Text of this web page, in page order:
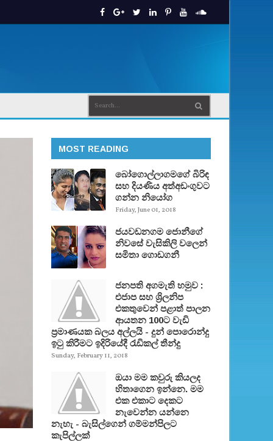
MOST READING
බෝගොල්ලාගමගේ බිරිඳ
සහ දියණිය අත්අඩංගුවට
ගන්න නියෝග
Friday, June 01, 2018
ජයවඩනගම ජොනීගේ
නිවසේ වැසිකිලි වලෙන්
සමිතා ගොඩගනී
ජනපති අගමැති හමුව :
එජාප සහ ශ්‍රිලනිප
එකතුවෙන් පළාත් පාලන
ආයතන 100ට වැඩි
ප්‍රමාණයක බලය අල්ලයි - දුන් පොරොන්දු
ඉටු කිරීමට ඉදිරියේදී රැඩිකල් තීන්දු
Sunday, February 11, 2018
ඔයා මම කවුරු කියලද
හිතාගෙන ඉන්නෙ. මම
එක එකාට දෙකට
නැවෙන්න යන්නෙ
නැහැ - බැසිල්ගෙන් ගම්මන්පිලට
කැපිල්ලක්